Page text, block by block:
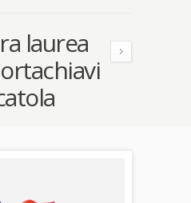
laurea